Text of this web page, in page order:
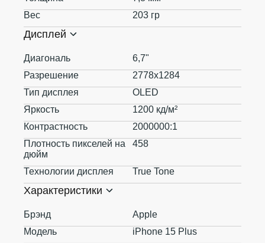
Вес
203 гр
Дисплей
Диагональ
6,7"
Разрешение
2778x1284
Тип дисплея
OLED
Яркость
1200 кд/м²
Контрастность
2000000:1
Плотность пикселей на
дюйм
458
Технологии дисплея True Tone
Характеристики
Брэнд
Apple
Модель
iPhone 15 Plus